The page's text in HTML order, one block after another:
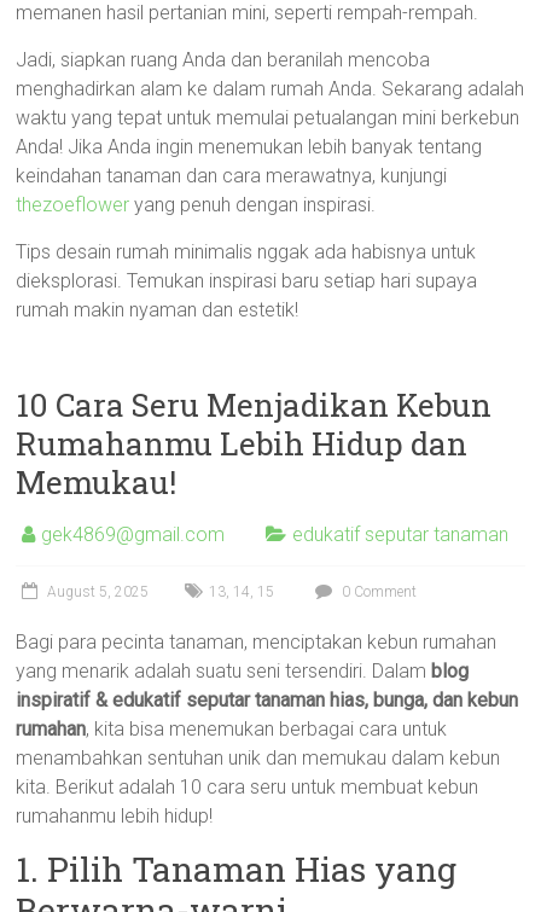
memanen hasil pertanian mini, seperti rempah-rempah.
Jadi, siapkan ruang Anda dan beranilah mencoba
menghadirkan alam ke dalam rumah Anda. Sekarang adalah
waktu yang tepat untuk memulai petualangan mini berkebun
Anda! Jika Anda ingin menemukan lebih banyak tentang
keindahan tanaman dan cara merawatnya, kunjungi
thezoeflower yang penuh dengan inspirasi.
Tips desain rumah minimalis nggak ada habisnya untuk
dieksplorasi. Temukan inspirasi baru setiap hari supaya
rumah makin nyaman dan estetik!
10 Cara Seru Menjadikan Kebun
Rumahanmu Lebih Hidup dan
Memukau!
gek4869@gmail.com edukatif seputar tanaman
August 5, 2025 13, 14, 15 0 Comment
Bagi para pecinta tanaman, menciptakan kebun rumahan
yang menarik adalah suatu seni tersendiri. Dalam blog
inspiratif & edukatif seputar tanaman hias, bunga, dan kebun
rumahan, kita bisa menemukan berbagai cara untuk
menambahkan sentuhan unik dan memukau dalam kebun
kita. Berikut adalah 10 cara seru untuk membuat kebun
rumahanmu lebih hidup!
1. Pilih Tanaman Hias yang